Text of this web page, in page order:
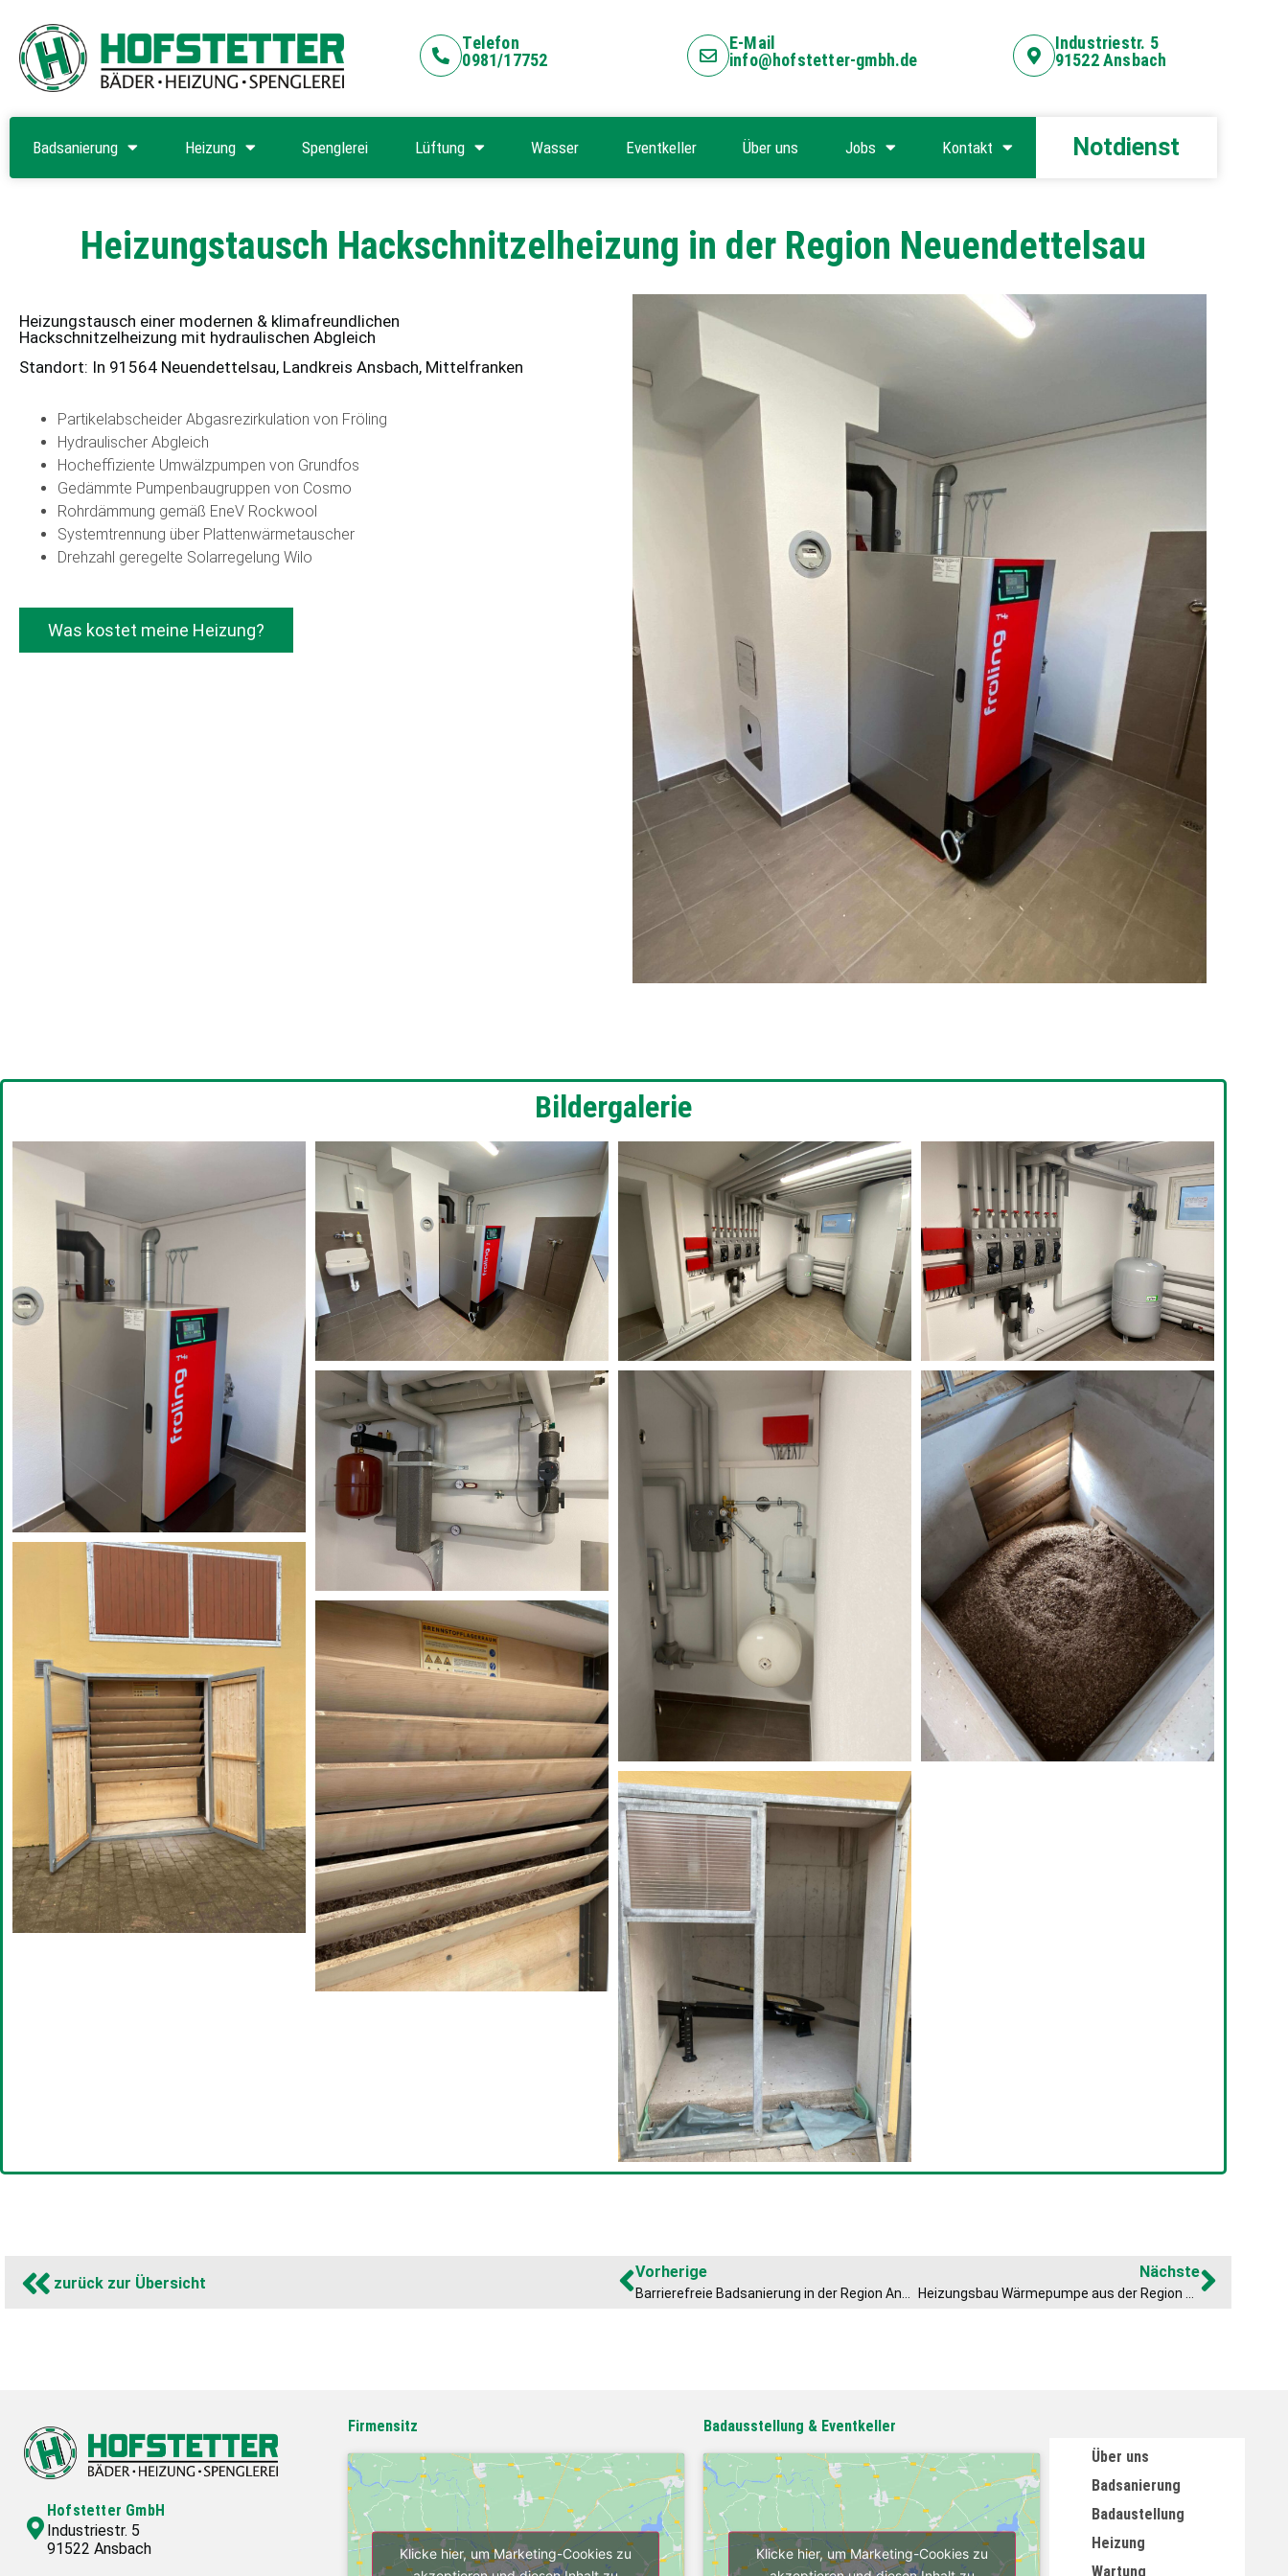
Telefon
0981/17752
E-Mail
info@hofstetter-gmbh.de
Industriestr. 5
91522 Ansbach
Badsanierung Heizung Spenglerei Lüftung Wasser Eventkeller Über uns Jobs Kontakt Notdienst
Heizungstausch Hackschnitzelheizung in der Region Neuendettelsau
Heizungstausch einer modernen & klimafreundlichen
Hackschnitzelheizung mit hydraulischen Abgleich
Standort: In 91564 Neuendettelsau, Landkreis Ansbach, Mittelfranken
Partikelabscheider Abgasrezirkulation von Fröling
Hydraulischer Abgleich
Hocheffiziente Umwälzpumpen von Grundfos
Gedämmte Pumpenbaugruppen von Cosmo
Rohrdämmung gemäß EneV Rockwool
Systemtrennung über Plattenwärmetauscher
Drehzahl geregelte Solarregelung Wilo
Was kostet meine Heizung?
Bildergalerie
zurück zur Übersicht
Vorherige
Barrierefreie Badsanierung in der Region Ansbach
Nächste
Heizungsbau Wärmepumpe aus der Region Ansbach
Hofstetter GmbH
Industriestr. 5
91522 Ansbach
Firmensitz
Klicke hier, um Marketing-Cookies zu
Badausstellung & Eventkeller
Klicke hier, um Marketing-Cookies zu
Über uns
Badsanierung
Badaustellung
Heizung
Wartung